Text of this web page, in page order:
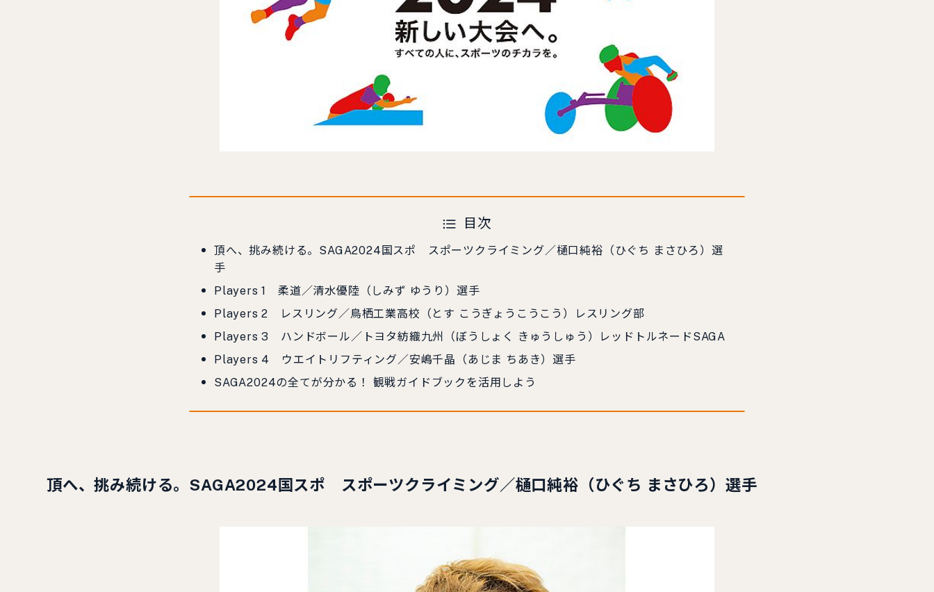
目次
頂へ、挑み続ける。SAGA2024国スポ スポーツクライミング／樋口純裕（ひぐち まさひろ）選
手
Players 1 柔道／清水優陸（しみず ゆうり）選手
Players 2 レスリング／鳥栖工業高校（とす こうぎょうこうこう）レスリング部
Players 3 ハンドボール／トヨタ紡織九州（ぼうしょく きゅうしゅう）レッドトルネードSAGA
Players 4 ウエイトリフティング／安嶋千晶（あじま ちあき）選手
SAGA2024の全てが分かる！ 観戦ガイドブックを活用しよう
頂へ、挑み続ける。SAGA2024国スポ スポーツクライミング／樋口純裕（ひぐち まさひろ）選手